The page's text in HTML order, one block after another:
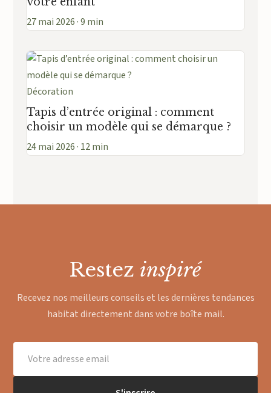
27 mai 2026 · 9 min
Décoration
Tapis d’entrée original : comment
choisir un modèle qui se démarque ?
24 mai 2026 · 12 min
Restez inspiré
Recevez nos meilleurs conseils et les dernières tendances
habitat directement dans votre boîte mail.